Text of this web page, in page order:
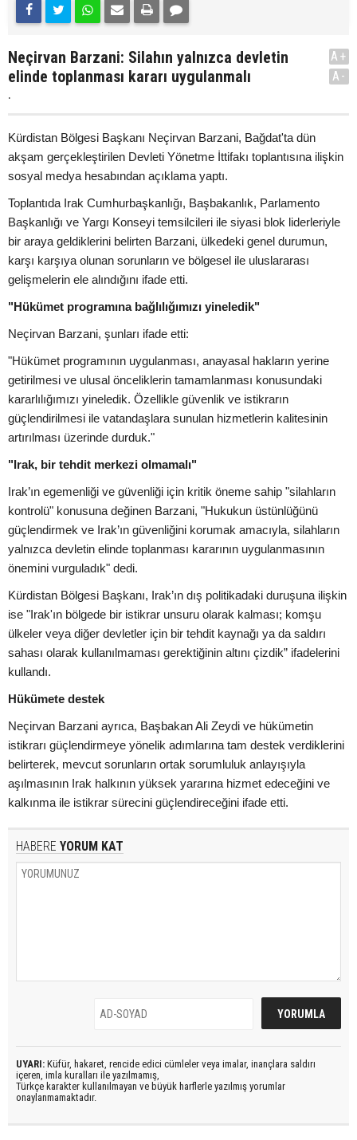
Neçirvan Barzani: Silahın yalnızca devletin
elinde toplanması kararı uygulanmalı
.
A+
A-
Kürdistan Bölgesi Başkanı Neçirvan Barzani, Bağdat'ta dün
akşam gerçekleştirilen Devleti Yönetme İttifakı toplantısına ilişkin
sosyal medya hesabından açıklama yaptı.
Toplantıda Irak Cumhurbaşkanlığı, Başbakanlık, Parlamento
Başkanlığı ve Yargı Konseyi temsilcileri ile siyasi blok liderleriyle
bir araya geldiklerini belirten Barzani, ülkedeki genel durumun,
karşı karşıya olunan sorunların ve bölgesel ile uluslararası
gelişmelerin ele alındığını ifade etti.
"Hükümet programına bağlılığımızı yineledik"
Neçirvan Barzani, şunları ifade etti:
"Hükümet programının uygulanması, anayasal hakların yerine
getirilmesi ve ulusal önceliklerin tamamlanması konusundaki
kararlılığımızı yineledik. Özellikle güvenlik ve istikrarın
güçlendirilmesi ile vatandaşlara sunulan hizmetlerin kalitesinin
artırılması üzerinde durduk."
"Irak, bir tehdit merkezi olmamalı"
Irak’ın egemenliği ve güvenliği için kritik öneme sahip "silahların
kontrolü" konusuna değinen Barzani, "Hukukun üstünlüğünü
güçlendirmek ve Irak’ın güvenliğini korumak amacıyla, silahların
yalnızca devletin elinde toplanması kararının uygulanmasının
önemini vurguladık" dedi.
Kürdistan Bölgesi Başkanı, Irak’ın dış politikadaki duruşuna ilişkin
ise "Irak'ın bölgede bir istikrar unsuru olarak kalması; komşu
ülkeler veya diğer devletler için bir tehdit kaynağı ya da saldırı
sahası olarak kullanılmaması gerektiğinin altını çizdik” ifadelerini
kullandı.
Hükümete destek
Neçirvan Barzani ayrıca, Başbakan Ali Zeydi ve hükümetin
istikrarı güçlendirmeye yönelik adımlarına tam destek verdiklerini
belirterek, mevcut sorunların ortak sorumluluk anlayışıyla
aşılmasının Irak halkının yüksek yararına hizmet edeceğini ve
kalkınma ile istikrar sürecini güçlendireceğini ifade etti.
HABERE YORUM KAT
UYARI: Küfür, hakaret, rencide edici cümleler veya imalar, inançlara saldırı
içeren, imla kuralları ile yazılmamış,
Türkçe karakter kullanılmayan ve büyük harflerle yazılmış yorumlar
onaylanmamaktadır.